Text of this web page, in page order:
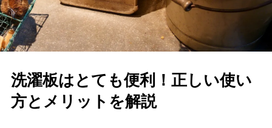
洗濯板はとても便利！正しい使い
方とメリットを解説